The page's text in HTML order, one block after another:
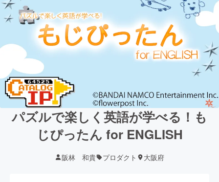
パズルで楽しく英語が学べる！も
じぴったん for ENGLISH
阪林 和貴 プロダクト 大阪府